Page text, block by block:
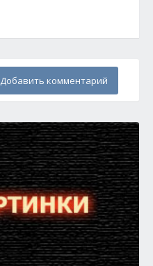
Добавить комментарий